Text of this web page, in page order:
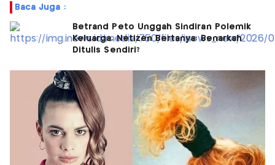
Baca Juga :
Betrand Peto Unggah Sindiran Polemik
Keluarga, Netizen Bertanya: Benarkah
Ditulis Sendiri?